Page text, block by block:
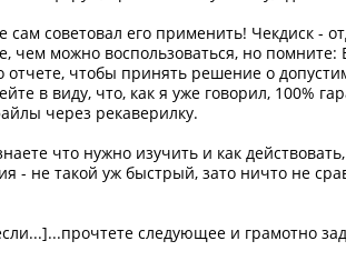
сам советовал его применить! Чекдиск -
чем можно воспользоваться, но
отчете, чтобы принять решение о
в виду, что, как я уже говорил, 100%
через рекаверилку.
что нужно изучить и как
- не такой уж быстрый, зато ничто не
следующее и грамотно